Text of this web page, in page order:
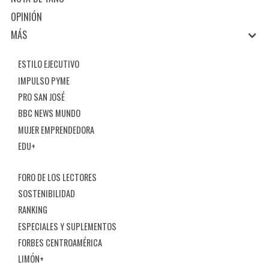
OPINIÓN
MÁS
ESTILO EJECUTIVO
IMPULSO PYME
PRO SAN JOSÉ
BBC NEWS MUNDO
MUJER EMPRENDEDORA
EDU+
FORO DE LOS LECTORES
SOSTENIBILIDAD
RANKING
ESPECIALES Y SUPLEMENTOS
FORBES CENTROAMÉRICA
LIMÓN+